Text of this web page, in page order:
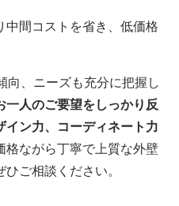
中間コストを省き、低価格
向、ニーズも充分に把握し
一人のご要望をしっかり反
イン力、コーディネート力
格ながら丁寧で上質な外壁
ご相談ください。